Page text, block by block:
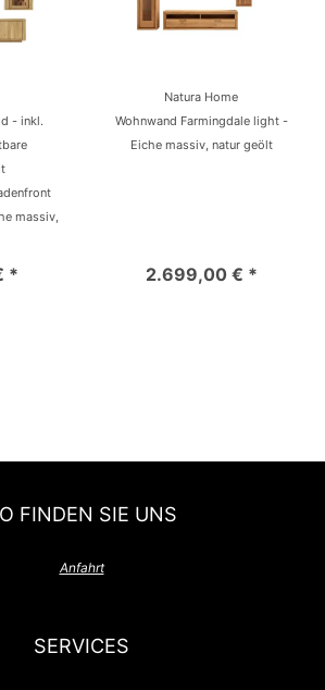
- inkl.
massiv,
*
Natura Home
Wohnwand Farmingdale light -
Eiche massiv, natur geölt
2.699,00 € *
FINDEN SIE UNS
Anfahrt
SERVICES